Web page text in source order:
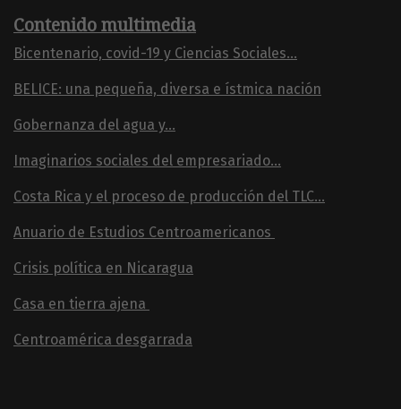
Contenido multimedia
Bicentenario, covid-19 y Ciencias Sociales...
BELICE: una pequeña, diversa e ístmica nación
Gobernanza del agua y...
Imaginarios sociales del empresariado...
Costa Rica y el proceso de producción del TLC...
Anuario de Estudios Centroamericanos
Crisis política en Nicaragua
Casa en tierra ajena
Centroamérica desgarrada